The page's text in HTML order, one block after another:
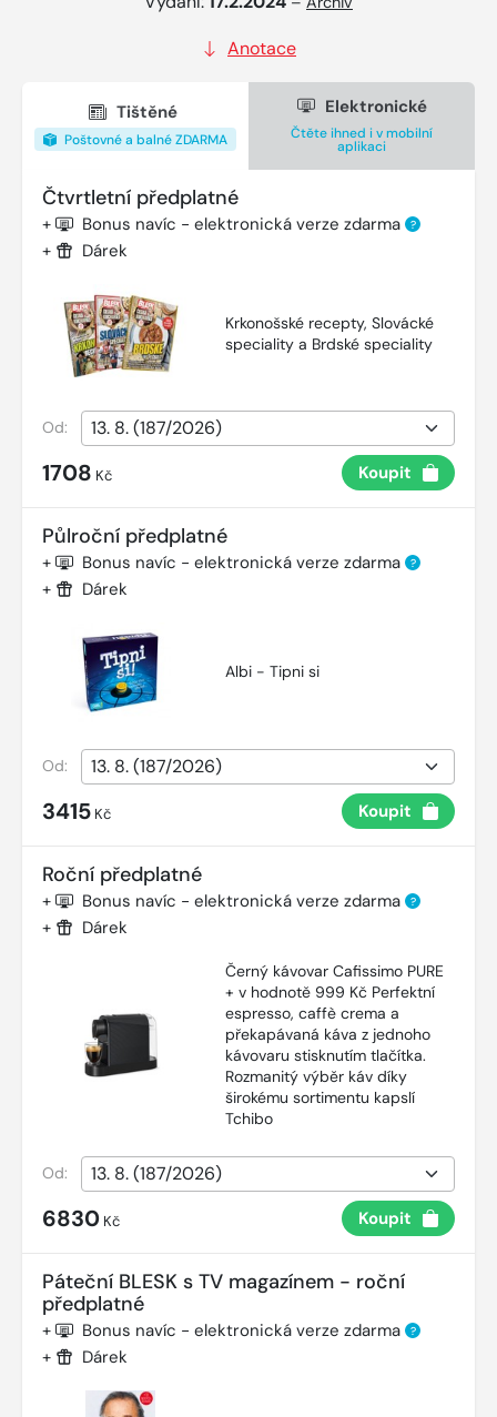
Anotace
Tištěné
Poštovné a balné ZDARMA
Elektronické
Čtěte ihned i v mobilní
aplikaci
Čtvrtletní předplatné
+ Bonus navíc - elektronická verze zdarma ?
+ Dárek
Krkonošské recepty, Slovácké
speciality a Brdské speciality
Od:
1708 Kč Koupit
Půlroční předplatné
+ Bonus navíc - elektronická verze zdarma ?
+ Dárek
Albi - Tipni si
Od:
3415 Kč Koupit
Roční předplatné
+ Bonus navíc - elektronická verze zdarma ?
+ Dárek
Černý kávovar Cafissimo PURE
+ v hodnotě 999 Kč Perfektní
espresso, caffè crema a
překapávaná káva z jednoho
kávovaru stisknutím tlačítka.
Rozmanitý výběr káv díky
širokému sortimentu kapslí
Tchibo
Od:
6830 Kč Koupit
Páteční BLESK s TV magazínem - roční
předplatné
+ Bonus navíc - elektronická verze zdarma ?
+ Dárek